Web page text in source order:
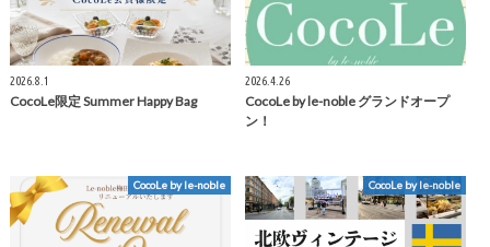
2026.8.1
CocoLe限定 Summer Happy Bag
2026.4.26
CocoLe by le-noble グランドオープ
ン！
CocoLe by le-noble CocoLe by le-noble